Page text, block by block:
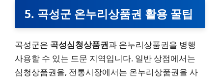
5. 곡성군 온누리상품권 활용 꿀팁
곡성군은 곡성심청상품권과 온누리상품권을 병행
사용할 수 있는 드문 지역입니다. 일반 상점에서는
심청상품권을, 전통시장에서는 온누리상품권을 사